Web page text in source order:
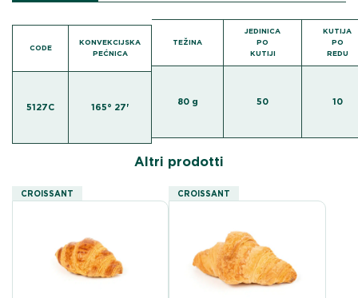
CODE
KONVEKCIJSKA
PEĆNICA
5127C 165° 27'
TEŽINA
JEDINICA
PO
KUTIJI
KUTIJA
PO
REDU
80 g 50 10
Altri prodotti
CROISSANT CROISSANT